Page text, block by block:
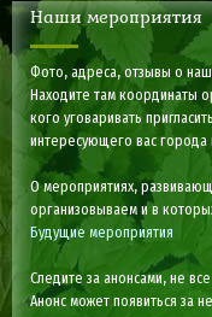
Наши мероприятия
Фото, адреса, отзывы о
Находите там координаты
кого уговаривать
интересующего вас города
О мероприятиях,
организовываем и в
Будущие мероприятия
Следите за анонсами, не
Анонс может появиться за